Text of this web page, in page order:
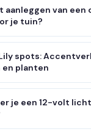
aanleggen van een
je tuin?
spots:
en planten
je een 12-volt